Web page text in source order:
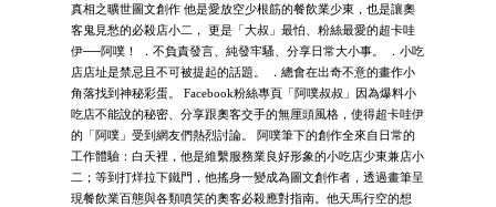
真相之曠世圖文創作 他是愛放空少根筋的餐飲業少東，也是讓奧
客鬼見愁的必殺店小二， 更是「大叔」最怕、粉絲最愛的超卡哇
伊──阿噗！ ．不負責發言、純發牢騷、分享日常大小事。 ．小吃
店店址是禁忌且不可被提起的話題。 ．總會在出奇不意的畫作小
角落找到神秘彩蛋。 Facebook粉絲專頁「阿噗叔叔」因為爆料小
吃店不能說的秘密、分享跟奧客交手的無厘頭風格，使得超卡哇伊
的「阿噗」受到網友們熱烈討論。 阿噗筆下的創作全來自日常的
工作體驗：白天裡，他是維繫服務業良好形象的小吃店少東兼店小
二；等到打烊拉下鐵門，他搖身一變成為圖文創作者，透過畫筆呈
現餐飲業百態與各類噴笑的奧客必殺應對指南。他天馬行空的想